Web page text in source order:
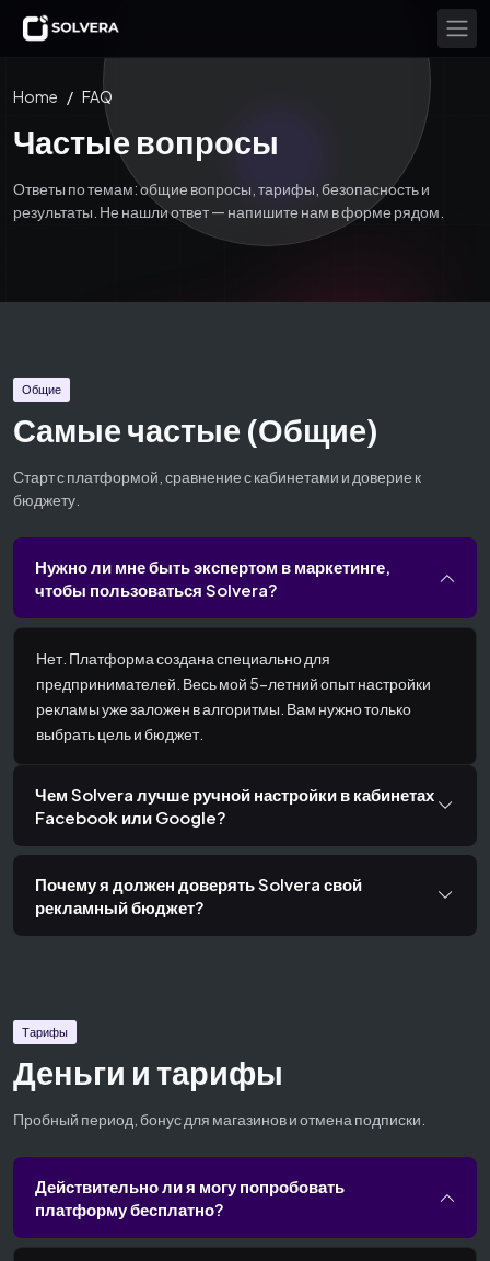
Home / FAQ
Частые вопросы
Ответы по темам: общие вопросы, тарифы, безопасность и
результаты. Не нашли ответ — напишите нам в форме рядом.
Общие
Самые частые (Общие)
Старт с платформой, сравнение с кабинетами и доверие к
бюджету.
Нужно ли мне быть экспертом в маркетинге,
чтобы пользоваться Solvera?
Нет. Платформа создана специально для
предпринимателей. Весь мой 5-летний опыт настройки
рекламы уже заложен в алгоритмы. Вам нужно только
выбрать цель и бюджет.
Чем Solvera лучше ручной настройки в кабинетах
Facebook или Google?
Почему я должен доверять Solvera свой
рекламный бюджет?
Тарифы
Деньги и тарифы
Пробный период, бонус для магазинов и отмена подписки.
Действительно ли я могу попробовать
платформу бесплатно?